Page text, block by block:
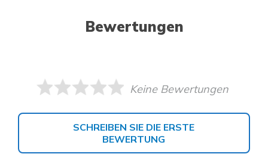
Bewertungen
Keine Bewertungen
SCHREIBEN SIE DIE ERSTE
BEWERTUNG